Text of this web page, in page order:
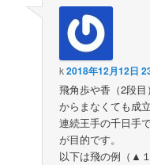
k2018年12月12日
飛角歩や香（2段
からまなくても成
連続王手の千日手
が目的です。
以下は飛の例（▲